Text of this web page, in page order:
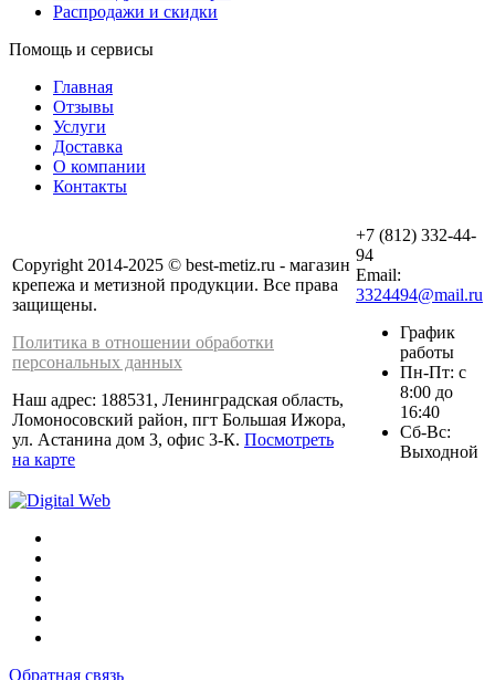
Распродажи и скидки
Помощь и сервисы
Главная
Отзывы
Услуги
Доставка
О компании
Контакты
Copyright 2014-2025 © best-metiz.ru - магазин
крепежа и метизной продукции. Все права
защищены.
Политика в отношении обработки
персональных данных
Наш адрес: 188531, Ленинградская область,
Ломоносовский район, пгт Большая Ижора,
ул. Астанина дом 3, офис 3-К. Посмотреть
на карте
+7 (812) 332-44-
94
Email:
3324494@mail.ru
График
работы
Пн-Пт: с
8:00 до
16:40
Сб-Вс:
Выходной
Обратная связь